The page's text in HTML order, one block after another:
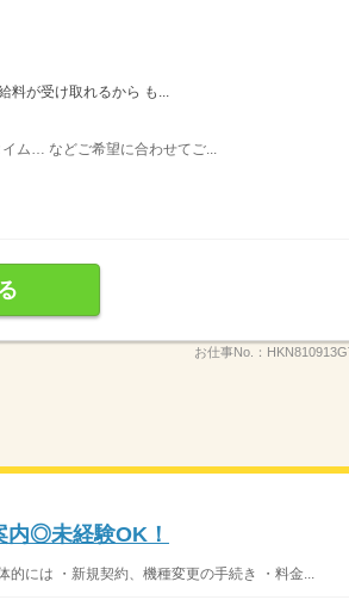
が受け取れるから も...
ム… などご希望に合わせてご...
お仕事No.：
内◎未経験OK！
的には ・新規契約、機種変更の手続き ・料金...